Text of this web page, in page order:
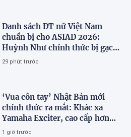
Danh sách ĐT nữ Việt Nam
chuẩn bị cho ASIAD 2026:
Huỳnh Như chính thức bị gạch
tên
29 phút trước
‘Vua côn tay’ Nhật Bản mới
chính thức ra mắt: Khác xa
Yamaha Exciter, cao cấp hơn
Honda Winner R, giá rẻ so với
1 giờ trước